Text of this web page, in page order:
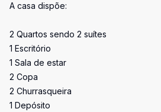
A casa dispõe:
2 Quartos sendo 2 suítes
1 Escritório
1 Sala de estar
2 Copa
2 Churrasqueira
1 Depósito